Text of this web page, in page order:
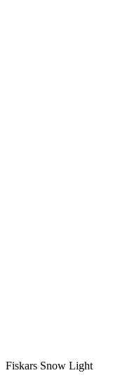
Fiskars Snow Light